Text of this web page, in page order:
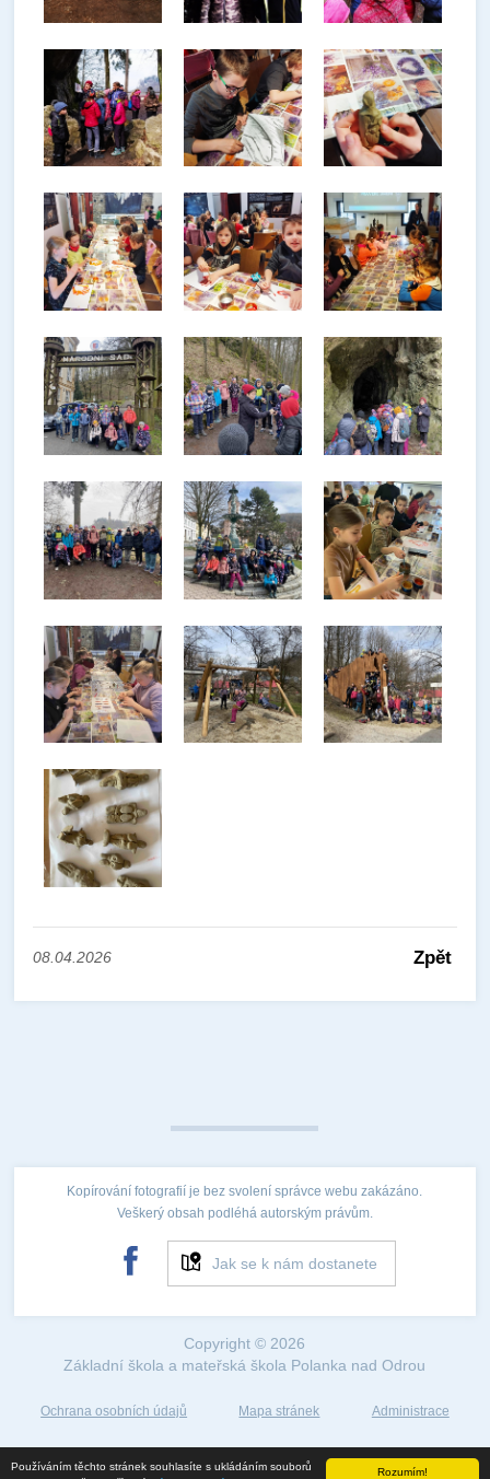
Rozumím!
Používáním těchto stránek souhlasíte s ukládáním souborů
08.04.2026 Zpět
Kopírování fotografií je bez svolení správce webu zakázáno.
Veškerý obsah podléhá autorským právům.
Jak se k nám dostanete
Copyright © 2026
Základní škola a mateřská škola Polanka nad Odrou
Ochrana osobních údajů Mapa stránek Administrace